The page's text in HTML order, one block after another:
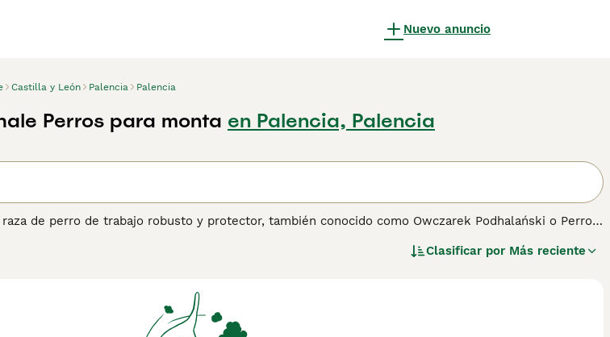
Nuevo anuncio
Castilla y León Palencia Palencia
Perros para monta en Palencia, Palencia
de perro de trabajo robusto y protector, también conocido como Owczarek Podhalański o Perro
fuerte, leal y vigilante, ideal para tareas de guardia. A pesar de su naturaleza protectora, es
Clasificar por Más reciente